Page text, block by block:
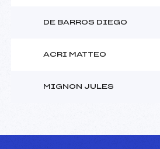
DE BARROS DIEGO
ACRI MATTEO
MIGNON JULES